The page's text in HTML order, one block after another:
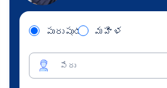
పురుషుడు మహిళ
పేరు